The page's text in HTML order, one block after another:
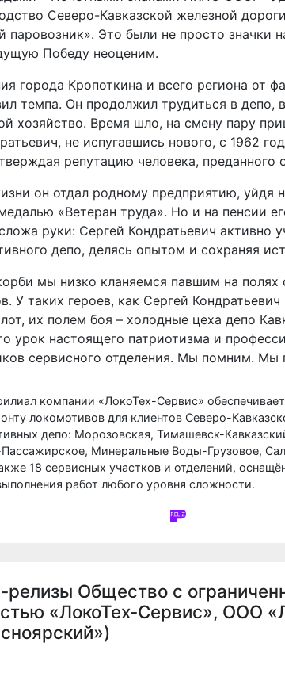
Северо-Кавказской железной
паровозник». Это были не просто значки
Победу неоценим.
города Кропоткина и всего региона от
темпа. Он продолжил трудиться в депо,
хозяйство. Время шло, на смену пару
не испугавшись нового, с 1962
репутацию человека,
он отдал родному предприятию, уйдя
«Ветеран труда». Но и на пенсии
руки: Сергей Кондратьевич активно
депо, делясь опытом и сохраняя
мы низко кланяемся павшим на полях
У таких героев, как Сергей
их полем боя – холодные цеха депо
урок настоящего патриотизма и
сервисного отделения. Мы помним. Мы
компании «ЛокоТех-Сервис»
локомотивов для клиентов Северо-
депо: Морозовская, Тимашевск-
Пассажирское, Минеральные Воды-Грузовое,
18 сервисных участков и отделений,
работ любого уровня сложности.
релизы Общество с
«ЛокоТех-Сервис», ООО